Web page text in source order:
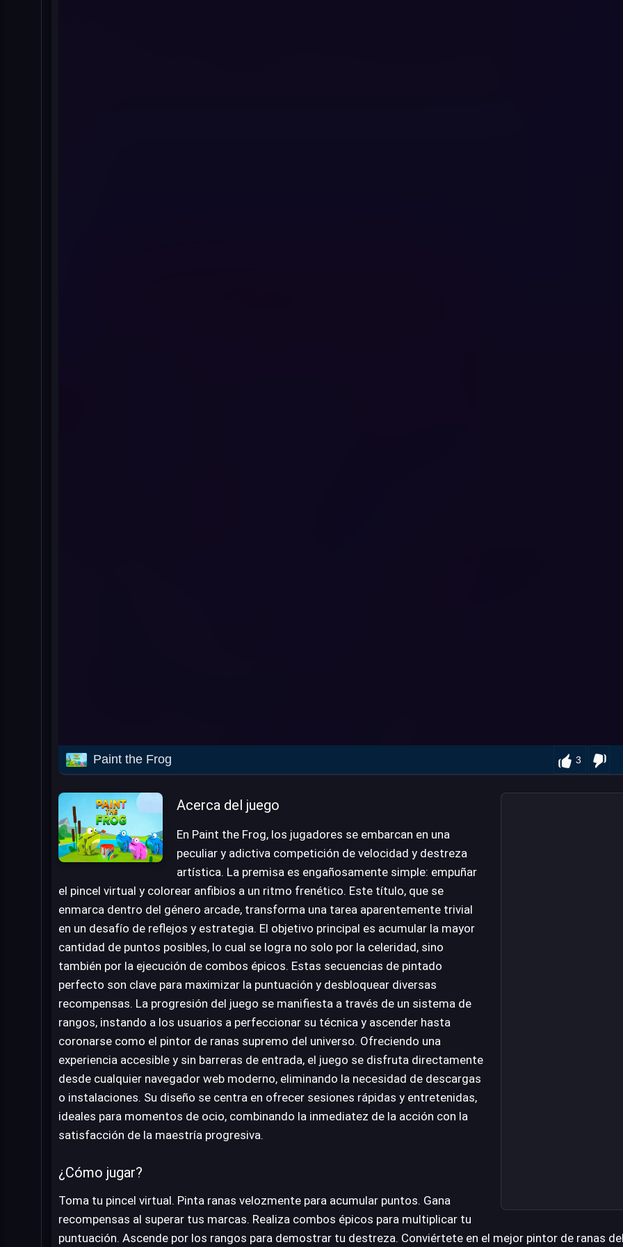
Paint the Frog 3
Acerca del juego
En Paint the Frog, los jugadores se embarcan en una
peculiar y adictiva competición de velocidad y destreza
artística. La premisa es engañosamente simple: empuñar
el pincel virtual y colorear anfibios a un ritmo frenético. Este título, que se
enmarca dentro del género arcade, transforma una tarea aparentemente trivial
en un desafío de reflejos y estrategia. El objetivo principal es acumular la mayor
cantidad de puntos posibles, lo cual se logra no solo por la celeridad, sino
también por la ejecución de combos épicos. Estas secuencias de pintado
perfecto son clave para maximizar la puntuación y desbloquear diversas
recompensas. La progresión del juego se manifiesta a través de un sistema de
rangos, instando a los usuarios a perfeccionar su técnica y ascender hasta
coronarse como el pintor de ranas supremo del universo. Ofreciendo una
experiencia accesible y sin barreras de entrada, el juego se disfruta directamente
desde cualquier navegador web moderno, eliminando la necesidad de descargas
o instalaciones. Su diseño se centra en ofrecer sesiones rápidas y entretenidas,
ideales para momentos de ocio, combinando la inmediatez de la acción con la
satisfacción de la maestría progresiva.
¿Cómo jugar?
Toma tu pincel virtual. Pinta ranas velozmente para acumular puntos. Gana
recompensas al superar tus marcas. Realiza combos épicos para multiplicar tu
puntuación. Ascende por los rangos para demostrar tu destreza. Conviértete en el mejor pintor de ranas